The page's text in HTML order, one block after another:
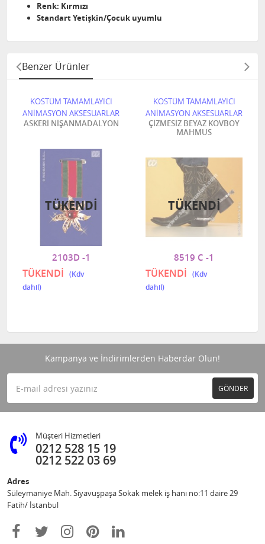
Renk: Kırmızı
Standart Yetişkin/Çocuk uyumlu
Benzer Ürünler
KOSTÜM TAMAMLAYICI
ANİMASYON AKSESUARLAR
ASKERİ NİŞANMADALYON
2103D -1
TÜKENDİ
TÜKENDI
KOSTÜM TAMAMLAYICI
ANİMASYON AKSESUARLAR
ÇİZMESİZ BEYAZ KOVBOY
MAHMUS
8519 C -1
TÜKENDİ
TÜKENDI
Kampanya ve İndirimlerden Haberdar Olun!
GÖNDER
Müşteri Hizmetleri
0212 528 15 19
0212 522 03 69
Adres
Süleymaniye Mah. Siyavuşpaşa Sokak melek iş hanı no:11 daire 29
Fatih/ İstanbul